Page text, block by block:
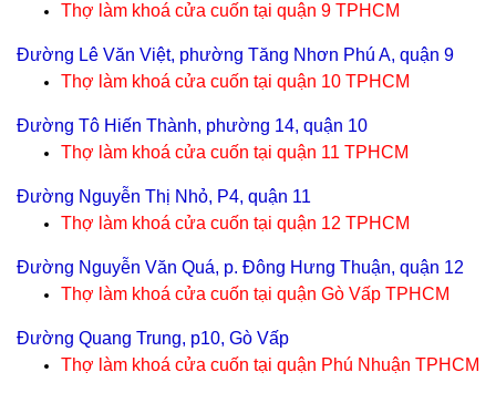
Thợ làm khoá cửa cuốn tại quận 9 TPHCM
Đường Lê Văn Việt, phường Tăng Nhơn Phú A, quận 9
Thợ làm khoá cửa cuốn tại quận 10 TPHCM
Đường Tô Hiến Thành, phường 14, quận 10
Thợ làm khoá cửa cuốn tại quận 11 TPHCM
Đường Nguyễn Thị Nhỏ, P4, quận 11
Thợ làm khoá cửa cuốn tại quận 12 TPHCM
Đường Nguyễn Văn Quá, p. Đông Hưng Thuận, quận 12
Thợ làm khoá cửa cuốn tại quận Gò Vấp TPHCM
Đường Quang Trung, p10, Gò Vấp
Thợ làm khoá cửa cuốn tại quận Phú Nhuận TPHCM